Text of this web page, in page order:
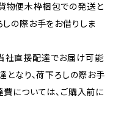
物便木枠梱包での発送と
しの際お手をお借りしま
社直接配達でお届け可能
となり、荷下ろしの際お手
については、ご購入前に